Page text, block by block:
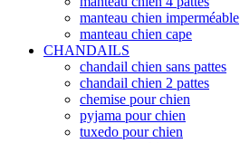
manteau chien imperméable
manteau chien cape
CHANDAILS
chandail chien sans pattes
chandail chien 2 pattes
chemise pour chien
pyjama pour chien
tuxedo pour chien